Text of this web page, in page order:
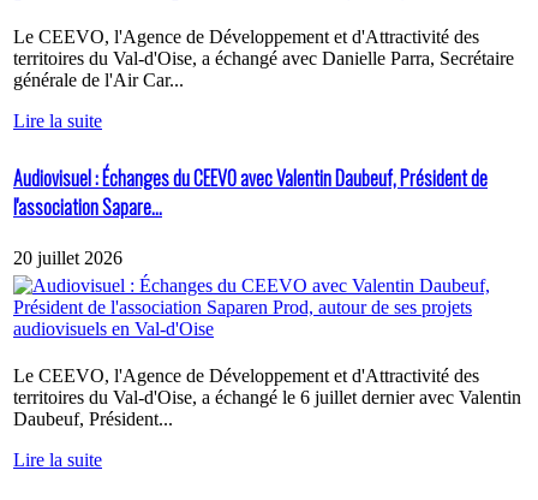
Le CEEVO, l'Agence de Développement et d'Attractivité des
territoires du Val-d'Oise, a échangé avec Danielle Parra, Secrétaire
générale de l'Air Car...
Lire la suite
Audiovisuel : Échanges du CEEVO avec Valentin Daubeuf, Président de
l'association Sapare...
20 juillet 2026
Le CEEVO, l'Agence de Développement et d'Attractivité des
territoires du Val-d'Oise, a échangé le 6 juillet dernier avec Valentin
Daubeuf, Président...
Lire la suite